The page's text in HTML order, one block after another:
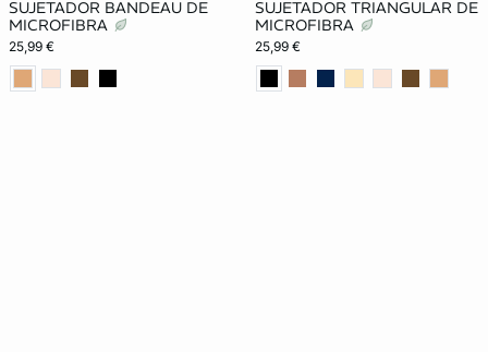
SUJETADOR BANDEAU DE
MICROFIBRA
25,99 €
SUJETADOR TRIANGULAR DE
MICROFIBRA
25,99 €